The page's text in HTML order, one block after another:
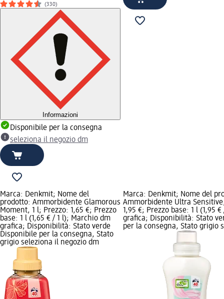
(330)
Informazioni
Disponibile per la consegna
seleziona il negozio dm
Marca: Denkmit; Nome del
prodotto: Ammorbidente Glamorous
Moment, 1 l; Prezzo: 1,65 €; Prezzo
base: 1 l (1,65 € / 1 l); Marchio dm
grafica; Disponibilità: Stato verde
Disponibile per la consegna, Stato
grigio seleziona il negozio dm
Marca: Denkmit; Nome del
Ammorbidente Ultra
1,95 €; Prezzo base: 1 l (1,95
grafica; Disponibilità: Stato
per la consegna, Stato grigio